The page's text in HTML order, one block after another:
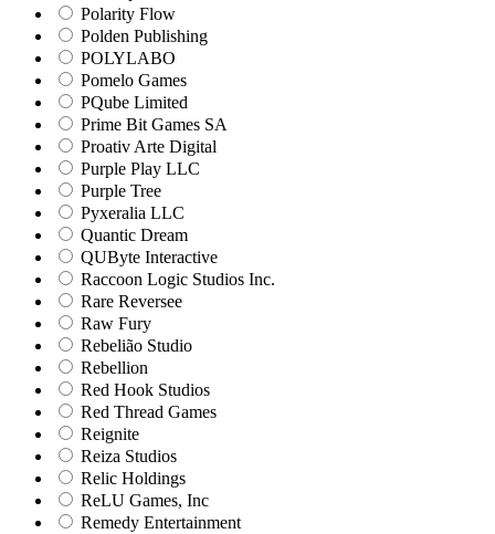
Polarity Flow
Polden Publishing
POLYLABO
Pomelo Games
PQube Limited
Prime Bit Games SA
Proativ Arte Digital
Purple Play LLC
Purple Tree
Pyxeralia LLC
Quantic Dream
QUByte Interactive
Raccoon Logic Studios Inc.
Rare Reversee
Raw Fury
Rebelião Studio
Rebellion
Red Hook Studios
Red Thread Games
Reignite
Reiza Studios
Relic Holdings
ReLU Games, Inc
Remedy Entertainment